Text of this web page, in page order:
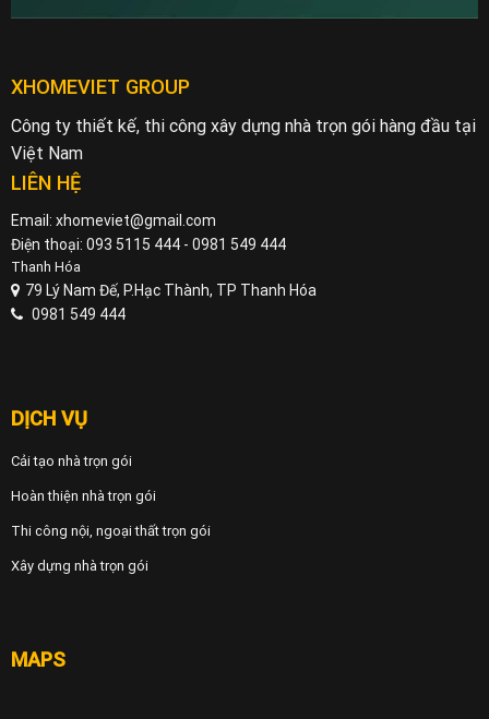
XHOMEVIET GROUP
Công ty thiết kế, thi công xây dựng nhà trọn gói hàng đầu tại
Việt Nam
LIÊN HỆ
Email: xhomeviet@gmail.com
Điện thoại: 093 5115 444 - 0981 549 444
Thanh Hóa
79 Lý Nam Đế, P.Hạc Thành, TP Thanh Hóa
0981 549 444
DỊCH VỤ
Cải tạo nhà trọn gói
Hoàn thiện nhà trọn gói
Thi công nội, ngoại thất trọn gói
Xây dựng nhà trọn gói
MAPS